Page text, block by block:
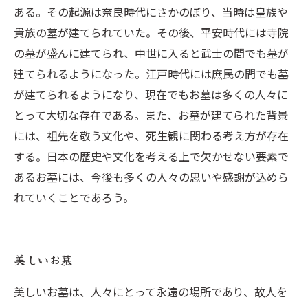
ある。その起源は奈良時代にさかのぼり、当時は皇族や
貴族の墓が建てられていた。その後、平安時代には寺院
の墓が盛んに建てられ、中世に入ると武士の間でも墓が
建てられるようになった。江戸時代には庶民の間でも墓
が建てられるようになり、現在でもお墓は多くの人々に
とって大切な存在である。また、お墓が建てられた背景
には、祖先を敬う文化や、死生観に関わる考え方が存在
する。日本の歴史や文化を考える上で欠かせない要素で
あるお墓には、今後も多くの人々の思いや感謝が込めら
れていくことであろう。
美しいお墓
美しいお墓は、人々にとって永遠の場所であり、故人を